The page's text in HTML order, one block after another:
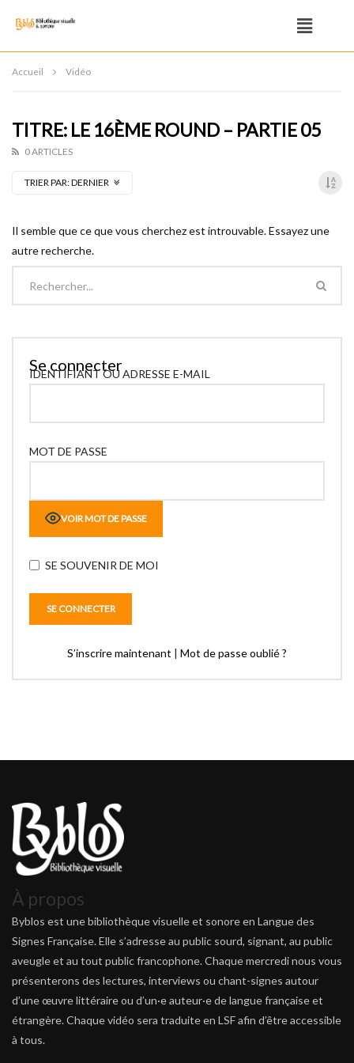
Accueil Vidéo
TITRE: LE 16ÈME ROUND – PARTIE 05
0 ARTICLES
TRIER PAR:DERNIER
Il semble que ce que vous cherchez est introuvable. Essayez une
autre recherche.
Se connecter
IDENTIFIANT OU ADRESSE E-MAIL
MOT DE PASSE
VOIR MOT DE PASSE
SE SOUVENIR DE MOI
S’inscrire maintenant | Mot de passe oublié ?
À propos
Byblos est une bibliothèque visuelle et sonore en Langue des
Signes Française. Elle s’adresse au public sourd, signant, au public
aveugle et au tout public francophone. Chaque mercredi nous vous
présenterons des lectures, interviews ou chant-signes autour
d’une œuvre littéraire ou d’un·e auteur·e de langue française et
étrangère. Chaque vidéo sera traduite en LSF afin d’être accessible
à tous.